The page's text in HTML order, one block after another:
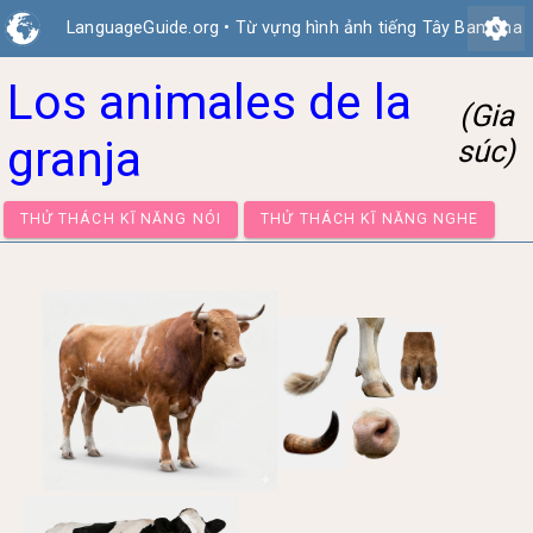
LanguageGuide.org • Từ vựng hình ảnh tiếng Tây Ban Nha
settings
Los animales de la
granja
(Gia
súc)